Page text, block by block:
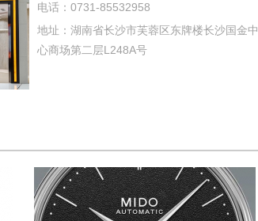
电话：0731-85532958
地址：湖南省长沙市芙蓉区东牌楼长沙国金中
心商场第二层L248A号